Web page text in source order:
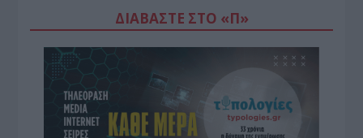
ΔΙΑΒΆΣΤΕ ΣΤΟ «Π»